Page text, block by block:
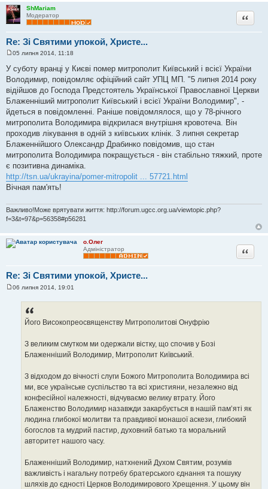
ShMariam
Модератор
Re: Зі Святими упокой, Христе...
Цитата
о
в
і
д
о
м
л
е
н
н
я
05 липня 2014, 11:18
У суботу вранці у Києві помер митрополит Київський і всієї України
Володимир, повідомляє офіційний сайт УПЦ МП. "5 липня 2014 року
відійшов до Господа Предстоятель Української Православної Церкви
Блаженніший митрополит Київський і всієї України Володимир", -
йдеться в повідомленні. Раніше повідомлялося, що у 78-річного
митрополита Володимира відкрилася внутрішня кровотеча. Він
проходив лікування в одній з київських клінік. 3 липня секретар
Блаженнійшого Олександр Драбинко повідомив, що стан
митрополита Володимира покращується - він стабільно тяжкий, проте
є позитивна динаміка.
http://tsn.ua/ukrayina/pomer-mitropolit ... 57721.html
Вічная пам'ять!
Важливо!Може врятувати життя: http://forum.ugcc.org.ua/viewtopic.php?
f=3&t=97&p=56358#p56281
о.Олег
Адміністратор
Re: Зі Святими упокой, Христе...
Цитата
06 липня 2014, 19:01
Його Високопреосвященству Митрополитові Онуфрію
З великим смутком ми одержали вістку, що спочив у Бозі
Блаженніший Володимир, Митрополит Київський.
З відходом до вічності слуги Божого Митрополита Володимира всі
ми, все українське суспільство та всі християни, незалежно від
конфесійної належності, відчуваємо велику втрату. Його
Блаженство Володимир назавжди закарбується в нашій пам’яті як
людина глибокої молитви та правдивої монашої аскези, глибокий
богослов та мудрий пастир, духовний батько та моральний
авторитет нашого часу.
Блаженніший Володимир, натхнений Духом Святим, розумів
важливість і нагальну потребу братерського єднання та пошуку
шляхів до єдності Церков Володимирового Хрещення. У цьому він